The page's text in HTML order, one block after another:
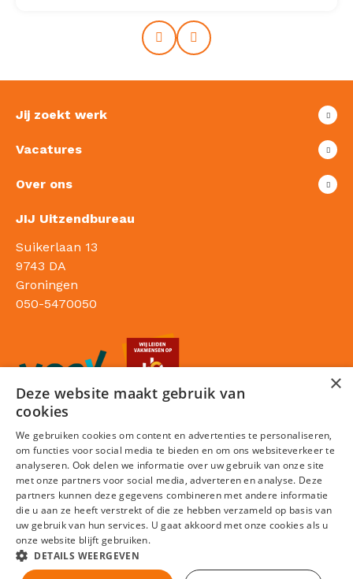
Prev Next
Jij zoekt werk
Vacatures
Over ons
JIJ Uitzendbureau
Suikerlaan 13
9743 DA
Groningen
050-5470050
Sitemap
Privacy statement
Cookies
×
Deze website maakt gebruik van
cookies
We gebruiken cookies om content en advertenties te personaliseren,
om functies voor social media te bieden en om ons websiteverkeer te
analyseren. Ook delen we informatie over uw gebruik van onze site
met onze partners voor social media, adverteren en analyse. Deze
partners kunnen deze gegevens combineren met andere informatie
die u aan ze heeft verstrekt of die ze hebben verzameld op basis van
uw gebruik van hun services. U gaat akkoord met onze cookies als u
onze website blijft gebruiken.
DETAILS WEERGEVEN